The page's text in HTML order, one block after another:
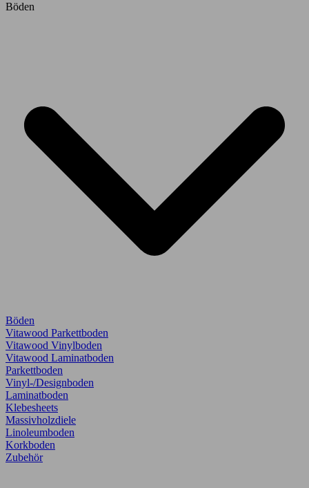
Böden
Böden
Vitawood Parkettboden
Vitawood Vinylboden
Vitawood Laminatboden
Parkettboden
Vinyl-/Designboden
Laminatboden
Klebesheets
Massivholzdiele
Linoleumboden
Korkboden
Zubehör